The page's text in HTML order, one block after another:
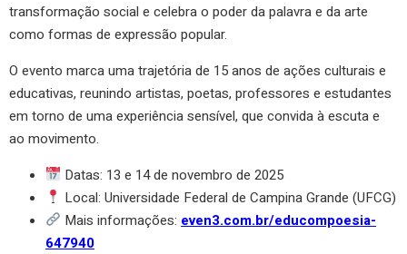
transformação social e celebra o poder da palavra e da arte
como formas de expressão popular.
O evento marca uma trajetória de 15 anos de ações culturais e
educativas, reunindo artistas, poetas, professores e estudantes
em torno de uma experiência sensível, que convida à escuta e
ao movimento.
Datas: 13 e 14 de novembro de 2025
Local: Universidade Federal de Campina Grande (UFCG)
Mais informações: even3.com.br/educompoesia-
647940